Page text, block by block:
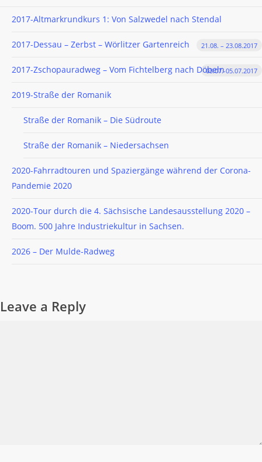
2017-Altmarkrundkurs 1: Von Salzwedel nach Stendal
2017-Dessau – Zerbst – Wörlitzer Gartenreich 21.08. – 23.08.2017
2017-Zschopauradweg – Vom Fichtelberg nach Döbeln03.07.-05.07.2017
2019-Straße der Romanik
Straße der Romanik – Die Südroute
Straße der Romanik – Niedersachsen
2020-Fahrradtouren und Spaziergänge während der Corona-
Pandemie 2020
2020-Tour durch die 4. Sächsische Landesausstellung 2020 –
Boom. 500 Jahre Industriekultur in Sachsen.
2026 – Der Mulde-Radweg
Leave a Reply